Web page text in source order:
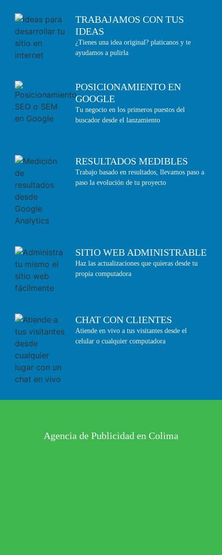
TRABAJAMOS CON TUS
IDEAS
¿Tienes una idea original? platicanos y te
ayudamos a pulirla
POSICIONAMIENTO EN
GOOGLE
Tu negocio en los primeros puestos del
buscador desde el lanzamiento
RESULTADOS MEDIBLES
Trabajo basado en resultados, llevamos paso a
paso la evolución de tu proyecto
SITIO WEB ADMINISTRABLE
Haz las actualizaciones que quieras desde tu
propia computadora
CHAT CON CLIENTES
Atiende en vivo a tus visitantes desde el
celular o cualquier computadora
Agencia de Publicidad en Colima